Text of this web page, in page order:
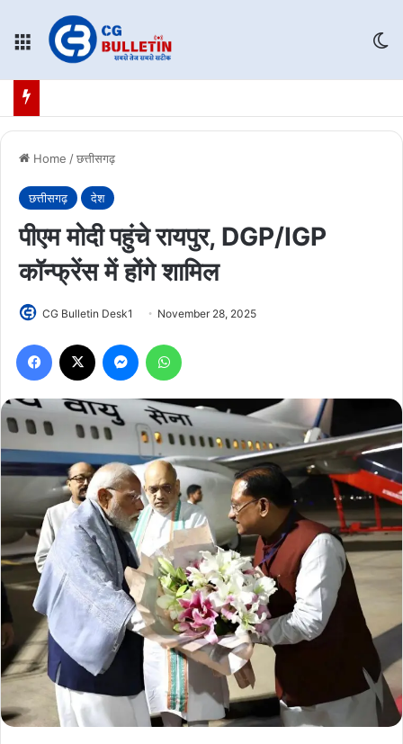
Menu
Home /छत्तीसगढ़
छत्तीसगढ़ देश
पीएम मोदी पहुंचे रायपुर, DGP/IGP
कॉन्फ्रेंस में होंगे शामिल
CG Bulletin Desk1 November 28, 2025
Facebook Messenger